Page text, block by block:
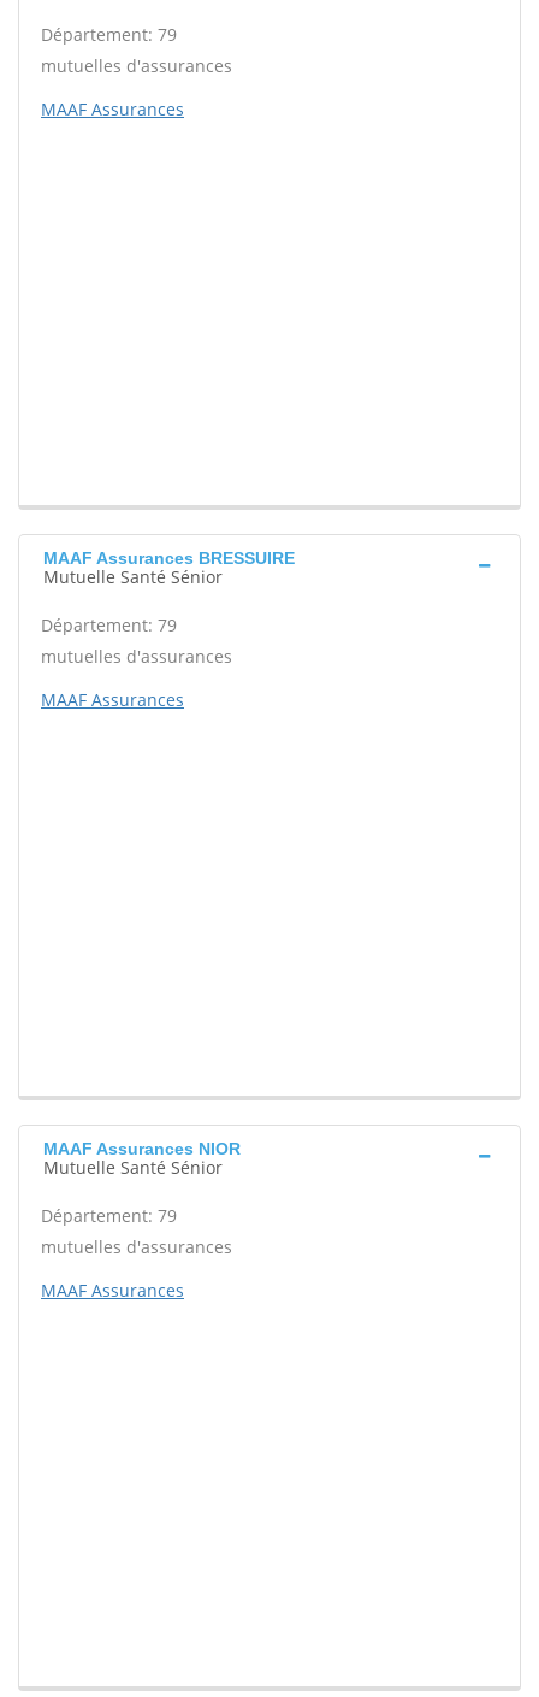
Département: 79
mutuelles d'assurances
MAAF Assurances
MAAF Assurances BRESSUIRE
Mutuelle Santé Sénior
Département: 79
mutuelles d'assurances
MAAF Assurances
MAAF Assurances NIOR
Mutuelle Santé Sénior
Département: 79
mutuelles d'assurances
MAAF Assurances